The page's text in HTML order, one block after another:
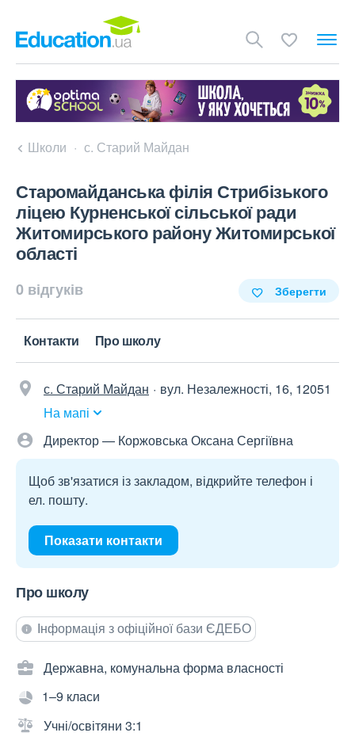
Школи с. Старий Майдан
Старомайданська філія Стрибізького
ліцею Курненської сільської ради
Житомирського району Житомирської
області
0 відгуків Зберегти
Контакти Про школу
с. Старий Майдан
вул. Незалежності, 16, 12051
На мапі
Директор — Коржовська Оксана Сергіївна
Щоб зв'язатися із закладом, відкрийте телефон і
ел. пошту.
Показати контакти
Про школу
Інформація з офіційної бази ЄДЕБО
Державна, комунальна форма власності
1–9 класи
Учні/освітяни 3:1